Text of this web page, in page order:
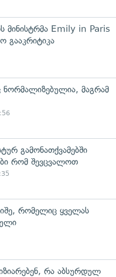
მინისტრმა Emily in Paris
გააკრიტიკა
მაგრამ
გამონათქვამებში
რომ შევცვალოთ
რომელიც ყველას
რა აბსურდულ